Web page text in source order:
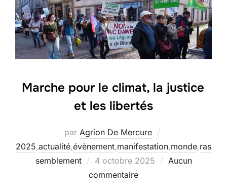
Marche pour le climat, la justice
et les libertés
par Agrion De Mercure
2025,actualité,évènement,manifestation,monde,ras
semblement
Publié
le
4 octobre 2025
Aucun
commentaire